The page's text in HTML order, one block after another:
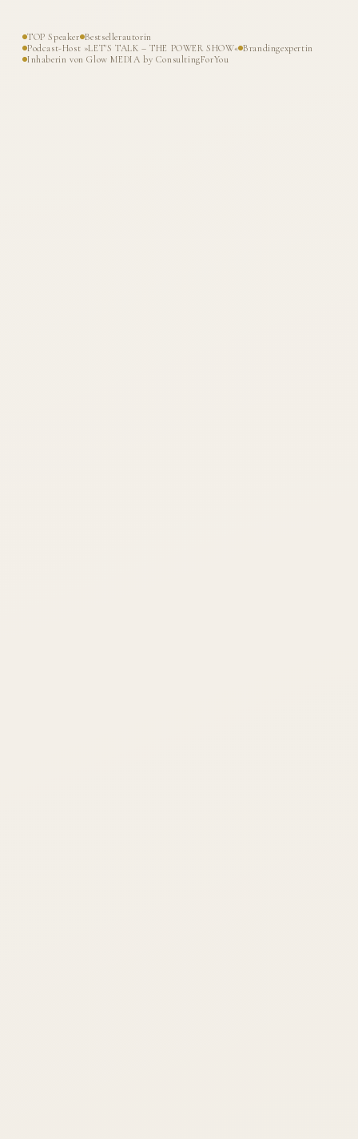
TOP Speaker Bestsellerautorin
Podcast-Host »LET'S TALK – THE POWER SHOW« Brandingexpertin
Inhaberin von Glow MEDIA by ConsultingForYou